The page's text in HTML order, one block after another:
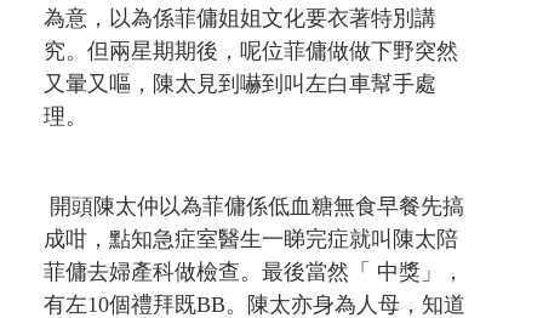
為意，以為係菲傭姐姐文化要衣著特別講
究。但兩星期期後，呢位菲傭做做下野突然
又暈又嘔，陳太見到嚇到叫左白車幫手處
理。
開頭陳太仲以為菲傭係低血糖無食早餐先搞
成咁，點知急症室醫生一睇完症就叫陳太陪
菲傭去婦產科做檢查。最後當然「 中獎」，
有左10個禮拜既BB。陳太亦身為人母，知道